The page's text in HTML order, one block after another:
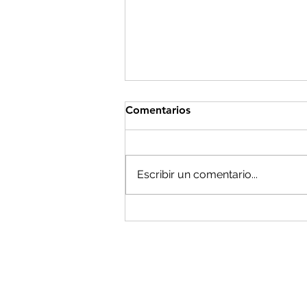
Comentarios
Escribir un comentario...